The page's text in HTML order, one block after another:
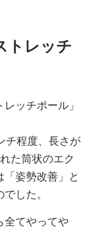
トレッチ
ッチポール」
チ程度、長さが
た筒状のエク
姿勢改善」と
した。
全てやってや